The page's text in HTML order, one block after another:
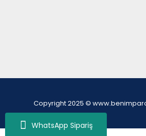
WhatsApp Sipariş
Copyright 2025 ©